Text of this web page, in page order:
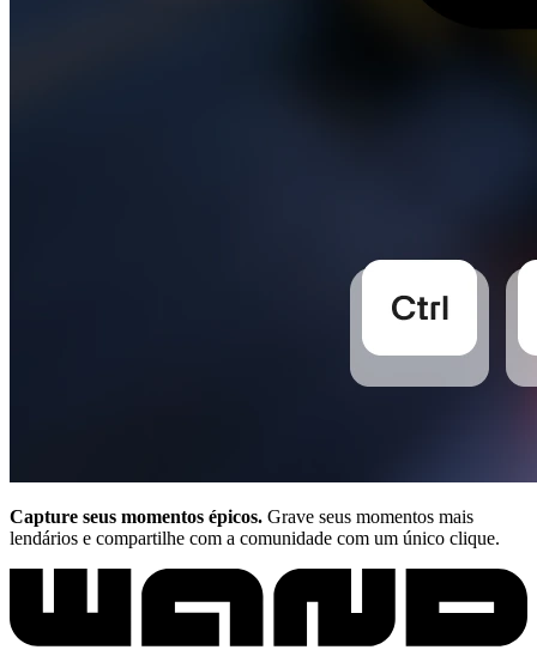
Capture seus momentos épicos. Grave seus momentos mais
lendários e compartilhe com a comunidade com um único clique.